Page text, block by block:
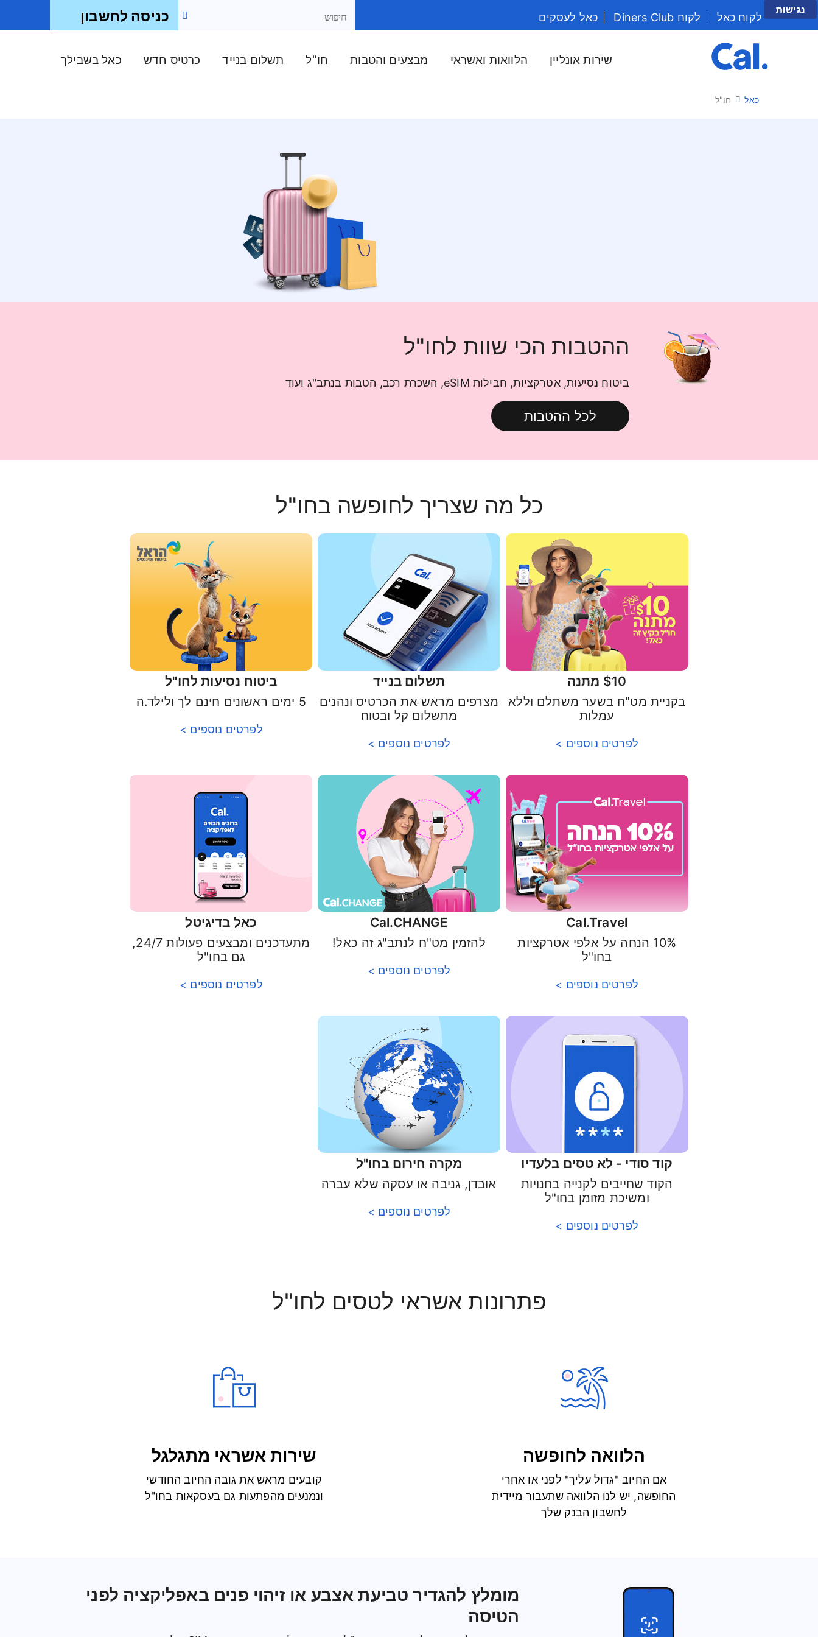
לקוח כאל לקוח Diners Club
כאל לעסקים
שירות אונליין הלוואות ואשראי מבצעים והטבות חו"ל תשלום בנייד כרטיס חדש כאל בשבילך
כניסה לחשבון
כאל חו"ל
ההטבות הכי שוות לחו"ל
ביטוח נסיעות, אטרקציות, חבילות eSIM, השכרת רכב, הטבות בנתב"ג ועוד
לכל ההטבות
כל מה שצריך לחופשה בחו"ל
$10 מתנה
בקניית מט"ח בשער משתלם וללא
עמלות
לפרטים נוספים >
תשלום בנייד
מצרפים מראש את הכרטיס ונהנים
מתשלום קל ובטוח
לפרטים נוספים >
ביטוח נסיעות לחו"ל
5 ימים ראשונים חינם לך ולילד.ה
לפרטים נוספים >
Cal.Travel
10% הנחה על אלפי אטרקציות
בחו"ל
לפרטים נוספים >
Cal.CHANGE
להזמין מט"ח לנתב"ג זה כאל!
לפרטים נוספים >
כאל בדיגיטל
מתעדכנים ומבצעים פעולות 24/7,
גם בחו"ל
לפרטים נוספים >
קוד סודי - לא טסים בלעדיו
הקוד שחייבים לקנייה בחנויות
ומשיכת מזומן בחו"ל
לפרטים נוספים >
מקרה חירום בחו"ל
אובדן, גניבה או עסקה שלא עברה
לפרטים נוספים >
פתרונות אשראי לטסים לחו"ל
הלוואה לחופשה
אם החיוב "גדול עליך" לפני או אחרי
החופשה, יש לנו הלוואה שתעבור מיידית
לחשבון הבנק שלך
שירות אשראי מתגלגל
קובעים מראש את גובה החיוב החודשי
ונמנעים מהפתעות גם בעסקאות בחו"ל
מומלץ להגדיר טביעת אצבע או זיהוי פנים באפליקציה לפני
הטיסה
נגישות